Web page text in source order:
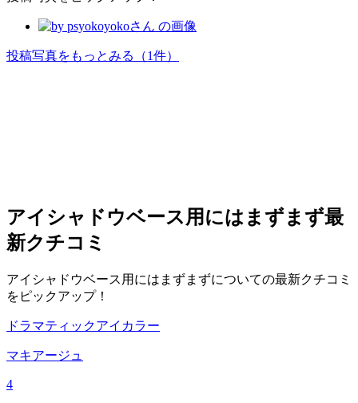
投稿写真をもっとみる （1件）
アイシャドウベース用にはまずまず最
新クチコミ
アイシャドウベース用にはまずまずについての最新クチコミ
をピックアップ！
ドラマティックアイカラー
マキアージュ
4